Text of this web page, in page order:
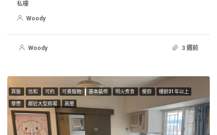
私樓
Woody
Woody 3 週前
買盤 信和 可約 可養寵物 基本裝修 明火煮食 梗廚 樓齡31年以上
華懋 鄰近大型商場 高層